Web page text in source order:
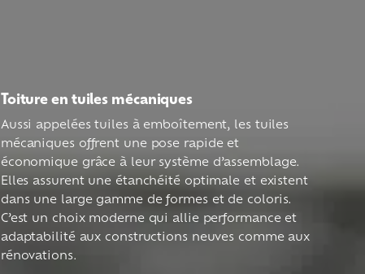
Toiture en tuiles mécaniques
Aussi appelées tuiles à emboîtement, les tuiles
mécaniques offrent une pose rapide et
économique grâce à leur système d’assemblage.
Elles assurent une étanchéité optimale et existent
dans une large gamme de formes et de coloris.
C’est un choix moderne qui allie performance et
adaptabilité aux constructions neuves comme aux
rénovations.